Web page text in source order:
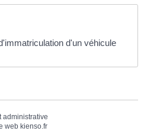
d'un véhicule
administrative
web kienso.fr